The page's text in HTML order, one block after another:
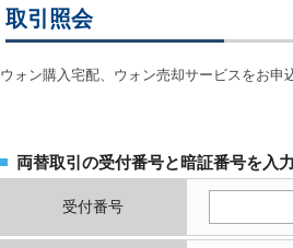
取引照会
ウォン購入宅配、ウォン売却サービスをお申
両替取引の受付番号と暗証番号を入
受付番号